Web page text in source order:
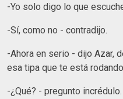
-Yo solo digo lo que
-Sí, como no - contradijo.
-Ahora en serio - dijo Azar,
esa tipa que te está
-¿Qué? - pregunto incrédulo.